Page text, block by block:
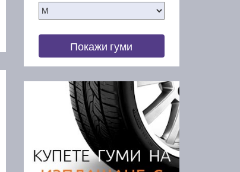
Покажи гуми